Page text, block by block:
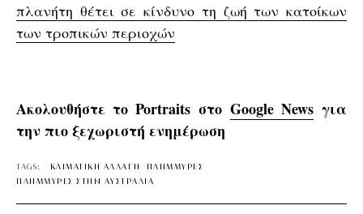
πλανήτη θέτει σε κίνδυνο τη ζωή των κατοίκων
των τροπικών περιοχών
Ακολουθήστε το Portraits στο Google Newsγια
την πιο ξεχωριστή ενημέρωση
TAGS: ΚΛΙΜΑΤΙΚΗ ΑΛΛΑΓΗ
ΠΛΗΜΜΥΡΕΣ
ΠΛΗΜΜΥΡΕΣ ΣΤΗΝ ΑΥΣΤΡΑΛΙΑ